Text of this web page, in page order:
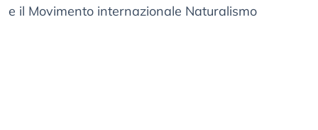
e il Movimento internazionale Naturalismo